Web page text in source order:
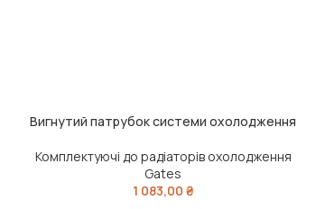
ЧИТАТИ ДАЛІ
Вигнутий патрубок системи охолодження
Комплектуючі до радіаторів охолодження
Gates
1 083,00 ₴